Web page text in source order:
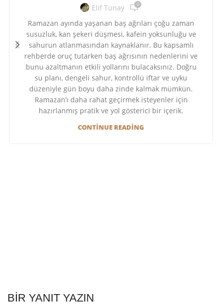
Elif Tunay 0
Ramazan ayında yaşanan baş ağrıları çoğu zaman
susuzluk, kan şekeri düşmesi, kafein yoksunluğu ve
sahurun atlanmasından kaynaklanır. Bu kapsamlı
rehberde oruç tutarken baş ağrısının nedenlerini ve
bunu azaltmanın etkili yollarını bulacaksınız. Doğru
su planı, dengeli sahur, kontrollü iftar ve uyku
düzeniyle gün boyu daha zinde kalmak mümkün.
Ramazan’ı daha rahat geçirmek isteyenler için
hazırlanmış pratik ve yol gösterici bir içerik.
CONTINUE READING
BIR YANIT YAZIN